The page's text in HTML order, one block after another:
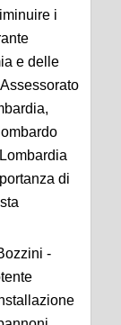
i
e delle
di
-